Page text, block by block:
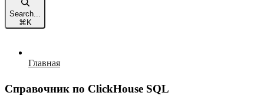
Search...
⌘ K
Главная
Справочник по ClickHouse SQL